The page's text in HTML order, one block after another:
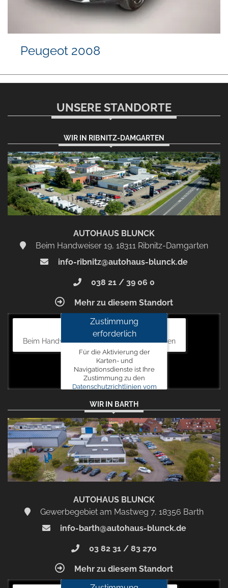
Peugeot 2008
UNSERE STANDORTE
WIR IN RIBNITZ-DAMGARTEN
AUTOHAUS BLUNCK
Beim Handweiser 19, 18311 Ribnitz-Damgarten
info-ribnitz@autohaus-blunck.de
038 21 / 39 06 0
Mehr zu diesem Standort
Autohaus Blunck
Beim Handweiser 19, 18311 Ribnitz-Damgarten
Zustimmung
erforderlich
Für die Aktivierung der
Karten- und
Navigationsdienste ist Ihre
Zustimmung zu den
Datenschutzrichtlinien vom
erforderlich.
Zustimmen
und
aktivieren
WIR IN BARTH
AUTOHAUS BLUNCK
Gewerbegebiet am Mastweg 7, 18356 Barth
info-barth@autohaus-blunck.de
03 82 31 / 83 270
Mehr zu diesem Standort